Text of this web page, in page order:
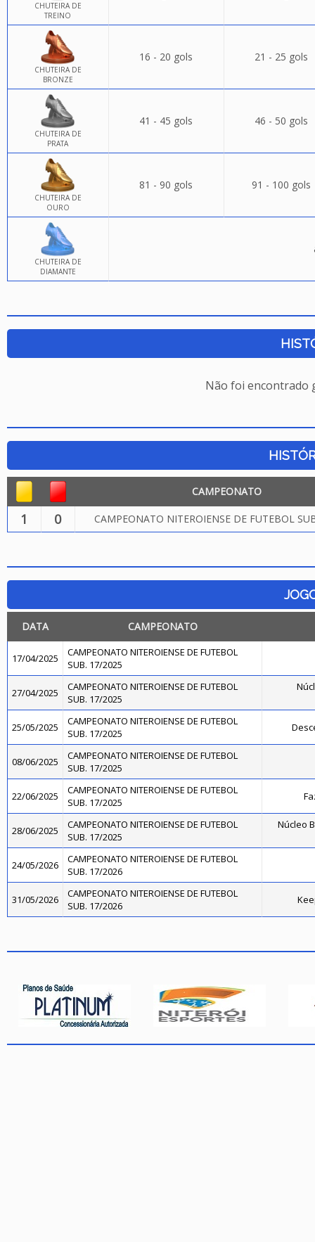
CHUTEIRA DE
TREINO
CHUTEIRA DE
BRONZE
16 - 20 gols 21 - 25 gols
CHUTEIRA DE
PRATA
41 - 45 gols 46 - 50 gols
CHUTEIRA DE
OURO
81 - 90 gols 91 - 100 gols
CHUTEIRA DE
DIAMANTE
Não foi encontrado
CAMPEONATO
1 0 CAMPEONATO NITEROIENSE DE FUTEBOL
DATA CAMPEONATO
17/04/2025
CAMPEONATO NITEROIENSE DE FUTEBOL
SUB. 17/2025
27/04/2025
CAMPEONATO NITEROIENSE DE FUTEBOL
SUB. 17/2025
25/05/2025
CAMPEONATO NITEROIENSE DE FUTEBOL
SUB. 17/2025
08/06/2025
CAMPEONATO NITEROIENSE DE FUTEBOL
SUB. 17/2025
22/06/2025
CAMPEONATO NITEROIENSE DE FUTEBOL
SUB. 17/2025
28/06/2025
CAMPEONATO NITEROIENSE DE FUTEBOL
SUB. 17/2025
Núcleo
24/05/2026
CAMPEONATO NITEROIENSE DE FUTEBOL
SUB. 17/2026
31/05/2026
CAMPEONATO NITEROIENSE DE FUTEBOL
SUB. 17/2026